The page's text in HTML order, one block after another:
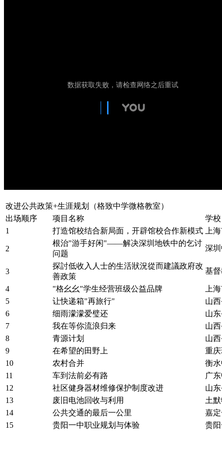
改进公共政策+生涯规划（格致中学微格教室）
出场顺序
项目名称
学校
1
打造馆校结合新局面，开辟馆校合作新模式 上
2
根治"游手好闲"——解决深圳地铁中的乞讨
问题
深
3
探討低收入人士的生活狀況從而建議政府改
善政策
基
4 "格幺幺"学生经营班级公益品牌
上
5
让快递箱"再旅行"
山
6
细雨濛濛爱璧还
山
7
我在等你流浪归来
山
8
青源计划
山
9
在希望的田野上
重
10
农村合并
衡
11
车到法前必有路
广
12
社区健身器材维修保护制度改进
山
13
废旧电池回收与利用
土
14
公共交通的最后一公里
嘉
15
贵阳一中职业规划与体验 贵